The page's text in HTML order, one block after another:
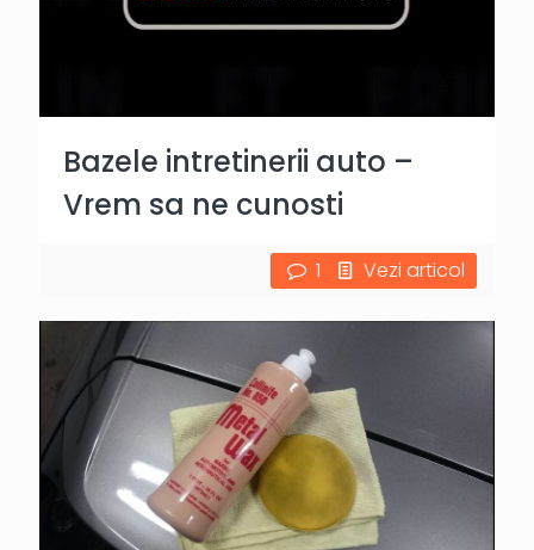
Bazele intretinerii auto –
Vrem sa ne cunosti
1 Vezi articol